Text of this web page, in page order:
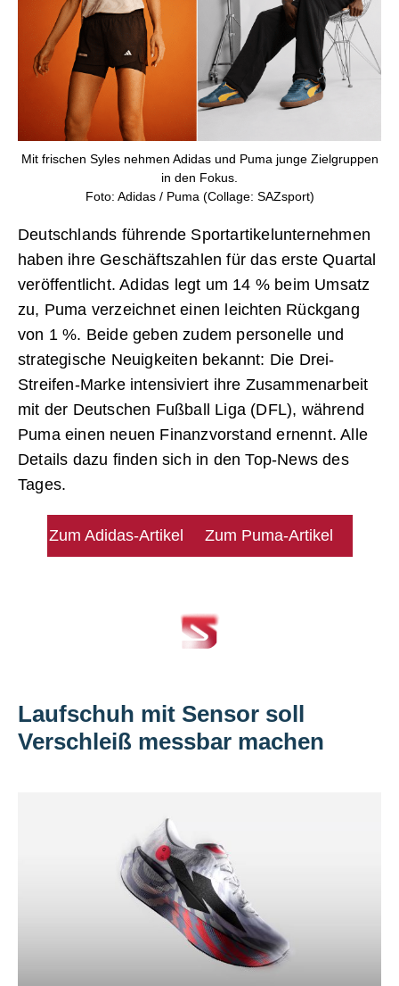
Mit frischen Syles nehmen Adidas und Puma junge Zielgruppen
in den Fokus.
Foto: Adidas / Puma (Collage: SAZsport)
Deutschlands führende Sportartikelunternehmen
haben ihre Geschäftszahlen für das erste Quartal
veröffentlicht. Adidas legt um 14 % beim Umsatz
zu, Puma verzeichnet einen leichten Rückgang
von 1 %. Beide geben zudem personelle und
strategische Neuigkeiten bekannt: Die Drei-
Streifen-Marke intensiviert ihre Zusammenarbeit
mit der Deutschen Fußball Liga (DFL), während
Puma einen neuen Finanzvorstand ernennt. Alle
Details dazu finden sich in den Top-News des
Tages.
Zum Adidas-Artikel Zum Puma-Artikel
Laufschuh mit Sensor soll
Verschleiß messbar machen